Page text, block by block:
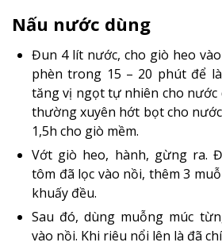
Nấu nước dùng
Đun 4 lít nước, cho giò heo
phèn trong 15 – 20 phút để
tăng vị ngọt tự nhiên cho nước
thường xuyên hớt bọt cho
1,5h cho giò mềm.
Vớt giò heo, hành, gừng ra.
tôm đã lọc vào nồi, thêm 3
khuấy đều.
Sau đó, dùng muỗng múc
vào nồi. Khi riêu nổi lên là đã